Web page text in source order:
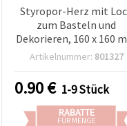
Styropor-Herz mit
zum Basteln und
Dekorieren, 160 x 160
- 1 Stück
Artikelnummer: 801327
0.90€ 1-9 Stück
RABATTE
FÜR MENGE